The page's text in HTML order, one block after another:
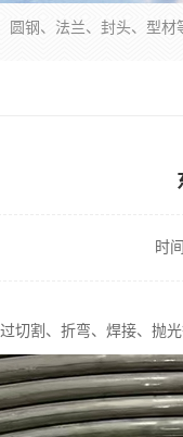
时
切割、折弯、焊接、抛